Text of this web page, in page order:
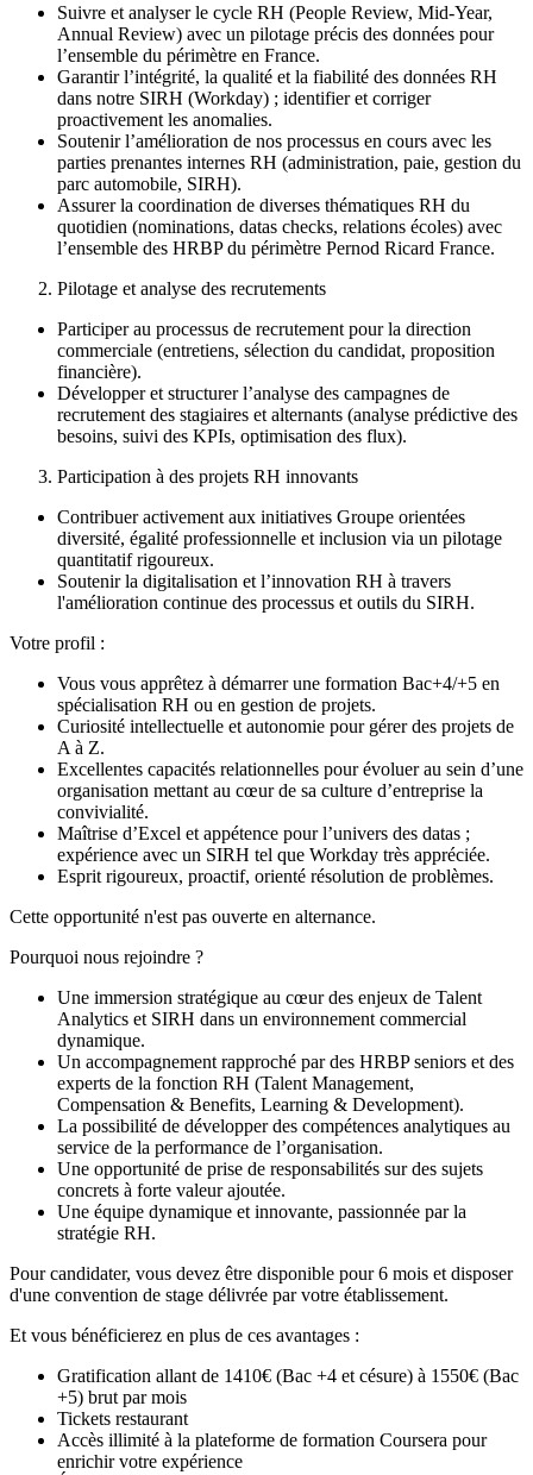
Suivre et analyser le cycle RH (People Review, Mid-Year,
Annual Review) avec un pilotage précis des données pour
l’ensemble du périmètre en France.
Garantir l’intégrité, la qualité et la fiabilité des données RH
dans notre SIRH (Workday) ; identifier et corriger
proactivement les anomalies.
Soutenir l’amélioration de nos processus en cours avec les
parties prenantes internes RH (administration, paie, gestion du
parc automobile, SIRH).
Assurer la coordination de diverses thématiques RH du
quotidien (nominations, datas checks, relations écoles) avec
l’ensemble des HRBP du périmètre Pernod Ricard France.
Pilotage et analyse des recrutements
Participer au processus de recrutement pour la direction
commerciale (entretiens, sélection du candidat, proposition
financière).
Développer et structurer l’analyse des campagnes de
recrutement des stagiaires et alternants (analyse prédictive des
besoins, suivi des KPIs, optimisation des flux).
Participation à des projets RH innovants
Contribuer activement aux initiatives Groupe orientées
diversité, égalité professionnelle et inclusion via un pilotage
quantitatif rigoureux.
Soutenir la digitalisation et l’innovation RH à travers
l'amélioration continue des processus et outils du SIRH.
Votre profil :
Vous vous apprêtez à démarrer une formation Bac+4/+5 en
spécialisation RH ou en gestion de projets.
Curiosité intellectuelle et autonomie pour gérer des projets de
A à Z.
Excellentes capacités relationnelles pour évoluer au sein d’une
organisation mettant au cœur de sa culture d’entreprise la
convivialité.
Maîtrise d’Excel et appétence pour l’univers des datas ;
expérience avec un SIRH tel que Workday très appréciée.
Esprit rigoureux, proactif, orienté résolution de problèmes.
Cette opportunité n'est pas ouverte en alternance.
Pourquoi nous rejoindre ?
Une immersion stratégique au cœur des enjeux de Talent
Analytics et SIRH dans un environnement commercial
dynamique.
Un accompagnement rapproché par des HRBP seniors et des
experts de la fonction RH (Talent Management,
Compensation & Benefits, Learning & Development).
La possibilité de développer des compétences analytiques au
service de la performance de l’organisation.
Une opportunité de prise de responsabilités sur des sujets
concrets à forte valeur ajoutée.
Une équipe dynamique et innovante, passionnée par la
stratégie RH.
Pour candidater, vous devez être disponible pour 6 mois et disposer
d'une convention de stage délivrée par votre établissement.
Et vous bénéficierez en plus de ces avantages :
Gratification allant de 1410€ (Bac +4 et césure) à 1550€ (Bac
+5) brut par mois
Tickets restaurant
Accès illimité à la plateforme de formation Coursera pour
enrichir votre expérience